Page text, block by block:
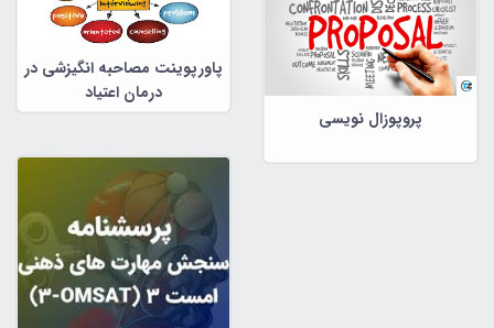
پروپوزال نویسی
پاورپوینت مصاحبه انگیزشی در
درمان اعتیاد